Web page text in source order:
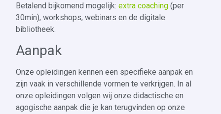
Betalend bijkomend mogelijk: extra coaching (per
30min), workshops, webinars en de digitale
bibliotheek.
Aanpak
Onze opleidingen kennen een specifieke aanpak en
zijn vaak in verschillende vormen te verkrijgen. In al
onze opleidingen volgen wij onze didactische en
agogische aanpak die je kan terugvinden op onze